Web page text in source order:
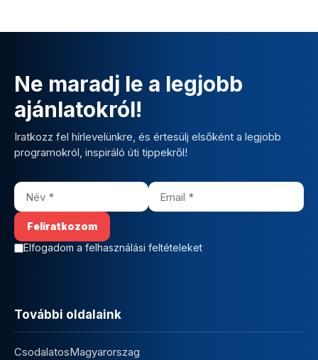
Ne maradj le a legjobb
ajánlatokról!
Iratkozz fel hírlevelünkre, és értesülj elsőként a legjobb
programokról, inspiráló úti tippekről!
Elfogadom a felhasználási feltételeket
További oldalaink
CsodalatosMagyarorszag